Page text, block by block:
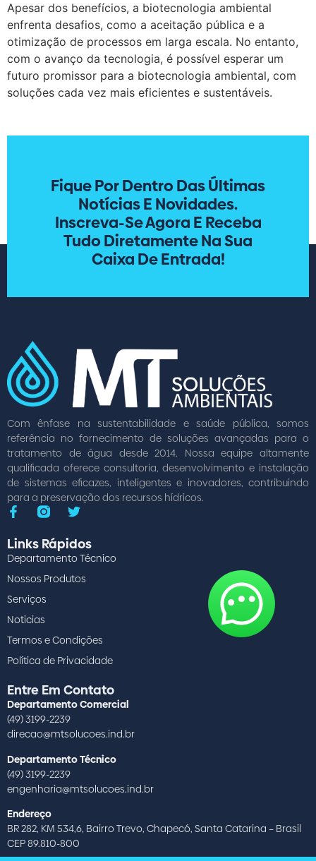
Apesar dos benefícios, a biotecnologia ambiental
enfrenta desafios, como a aceitação pública e a
otimização de processos em larga escala. No entanto,
com o avanço da tecnologia, é possível esperar um
futuro promissor para a biotecnologia ambiental, com
soluções cada vez mais eficientes e sustentáveis.
Fique Por Dentro Das Últimas
Notícias E Novidades.
Inscreva-Se Agora E Receba
Tudo Diretamente Na Sua
Caixa De Entrada!
Com ênfase na sustentabilidade e saúde pública, somos
referência no fornecimento de soluções avançadas para o
tratamento de água desde 2014. Nossa equipe altamente
qualificada oferece consultoria, desenvolvimento e instalação
de sistemas eficazes, inteligentes e inovadores, contribuindo
para a preservação dos recursos hídricos.
Links Rápidos
Departamento Técnico
Nossos Produtos
Serviços
Noticias
Termos e Condições
Política de Privacidade
Entre Em Contato
Departamento Comercial
(49) 3199-2239
direcao@mtsolucoes.ind.br
Departamento Técnico
(49) 3199-2239
engenharia@mtsolucoes.ind.br
Endereço
BR 282, KM 534,6, Bairro Trevo, Chapecó, Santa Catarina – Brasil
CEP 89.810-800